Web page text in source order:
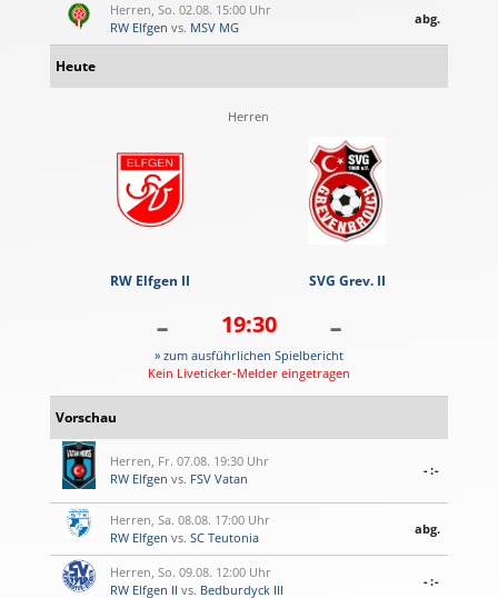
Herren, So. 02.08. 15:00 Uhr
RW Elfgen vs. MSV MG
abg.
Heute
Herren
RW Elfgen II SVG Grev. II
- 19:30 -
» zum ausführlichen Spielbericht
Kein Liveticker-Melder eingetragen
Vorschau
Herren, Fr. 07.08. 19:30 Uhr
RW Elfgen vs. FSV Vatan
-:-
Herren, Sa. 08.08. 17:00 Uhr
RW Elfgen vs. SC Teutonia
abg.
Herren, So. 09.08. 12:00 Uhr
RW Elfgen II vs. Bedburdyck III
-:-